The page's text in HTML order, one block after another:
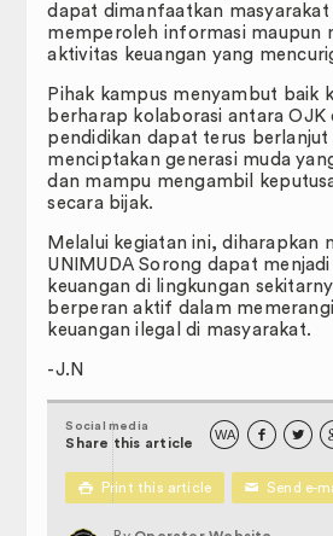
Pengurusan Surat
Formulir
Surat Keputusan
Hubungi Kami
Pedoman dan Peraturan
KUMPULAN SOP (STANDARD
OPERATING PROCEDURE)
dapat dimanfaatkan masyarakat
memperoleh informasi maupun
aktivitas keuangan yang
Pihak kampus menyambut baik
berharap kolaborasi antara OJK
pendidikan dapat terus berlanjut
menciptakan generasi muda
dan mampu mengambil
secara bijak.
Melalui kegiatan ini, diharapkan
UNIMUDA Sorong dapat
keuangan di lingkungan
berperan aktif dalam
keuangan ilegal di masyarakat.
-J.N
Social media
Share this article
WA  
 Print this article ✉ Send e-